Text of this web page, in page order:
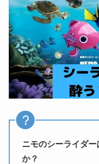
ニモのシーライダ
か？